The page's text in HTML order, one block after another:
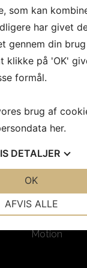
Se vores
Badminton
Folkedans
Håndbold
Gymnastik
Padel
Motion
som kan
har givet
gennem din
klikke på 'OK'
formål.
brug af
her.
DETALJER
AFVIS ALLE
OK